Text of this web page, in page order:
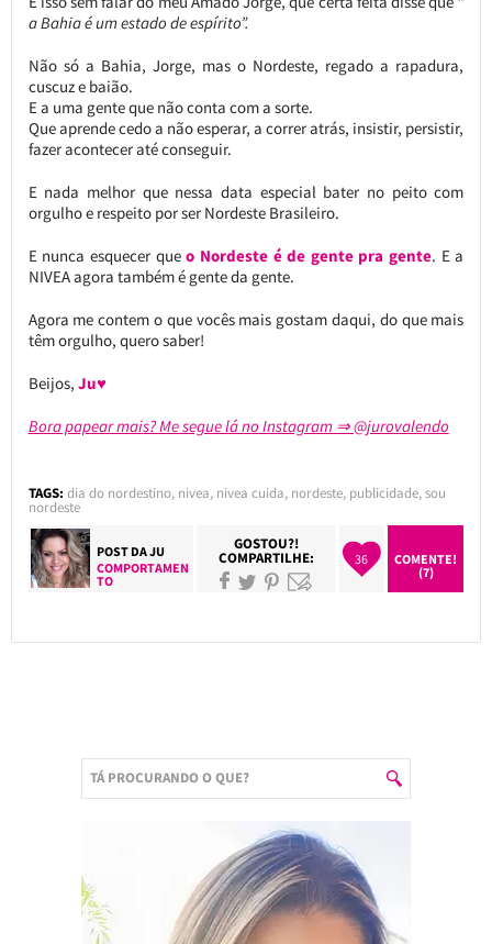
a Bahia é um estado de espírito”.
Não só a Bahia, Jorge, mas o Nordeste, regado a rapadura,
cuscuz e baião.
E a uma gente que não conta com a sorte.
Que aprende cedo a não esperar, a correr atrás, insistir, persistir,
fazer acontecer até conseguir.
E nada melhor que nessa data especial bater no peito com
orgulho e respeito por ser Nordeste Brasileiro.
E nunca esquecer queo Nordeste é de gente pra gente. E a
NIVEA agora também é gente da gente.
Agora me contem o que vocês mais gostam daqui, do que mais
têm orgulho, quero saber!
Beijos, Ju♥
Bora papear mais? Me segue lá no Instagram ⇒ @jurovalendo
TAGS: dia do nordestino, nivea, nivea cuida, nordeste, publicidade,sou
nordeste
POST DAJU
COMPORTAMEN
TO
GOSTOU?!
COMPARTILHE: 36
COMENTE!
(7)